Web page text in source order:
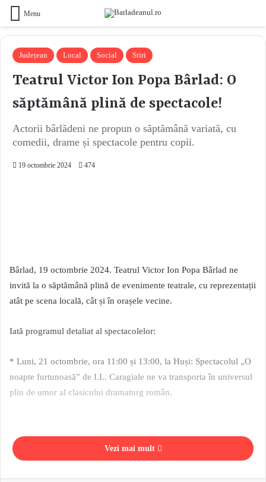
Menu
Județean Local Social Stiri
Teatrul Victor Ion Popa Bârlad: O
săptămână plină de spectacole!
Actorii bârlădeni ne propun o săptămână variată, cu
comedii, drame și spectacole pentru copii.
19 octombrie 2024 474
Bârlad, 19 octombrie 2024. Teatrul Victor Ion Popa Bârlad ne
invită la o săptămână plină de evenimente teatrale, cu reprezentații
atât pe scena locală, cât și în orașele vecine.
Iată programul detaliat al spectacolelor:
* Luni, 21 octombrie, ora 11:00 și 13:00, la Huși: Spectacolul „O
noapte furtunoasă” de I.L. Caragiale ne va transporta în universul
plin de umor al clasicului dramaturg român.
* Marți, 22 octombrie, ora 11:30, la Tecuci: Piesa „Loto Parastas”
Vezi mai mult